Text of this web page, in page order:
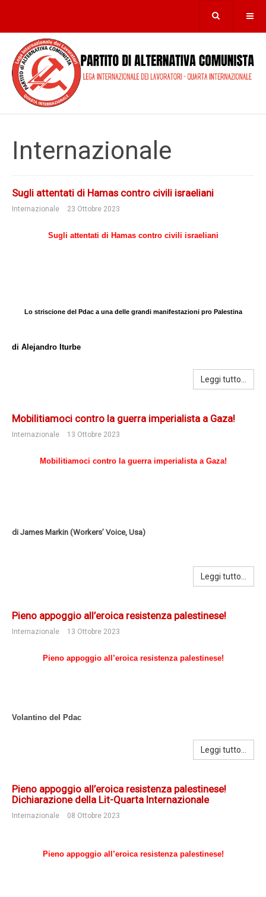
Internazionale
Sugli attentati di Hamas contro civili israeliani
Internazionale 23 Ottobre 2023
Sugli attentati di Hamas contro civili israeliani
Lo striscione del Pdac a una delle grandi manifestazioni pro Palestina
di Alejandro Iturbe
Leggi tutto...
Mobilitiamoci contro la guerra imperialista a Gaza!
Internazionale 13 Ottobre 2023
Mobilitiamoci contro la guerra imperialista a Gaza!
di James Markin (Workers’ Voice, Usa)
Leggi tutto...
Pieno appoggio all’eroica resistenza palestinese!
Internazionale 13 Ottobre 2023
Pieno appoggio all’eroica resistenza palestinese!
Volantino del Pdac
Leggi tutto...
Pieno appoggio all’eroica resistenza palestinese!
Dichiarazione della Lit-Quarta Internazionale
Internazionale 08 Ottobre 2023
Pieno appoggio all’eroica resistenza palestinese!